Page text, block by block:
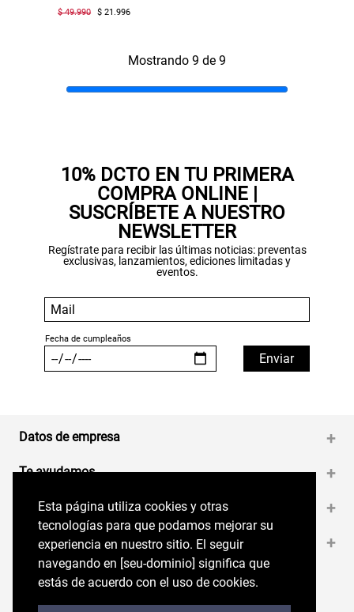
Esta página utiliza cookies y otras
tecnologías para que podamos mejorar su
experiencia en nuestro sitio. El seguir
navegando en perryellis.cl significa que estás
de acuerdo con el uso de cookies.
Esta página utiliza cookies y otras
tecnologías para que podamos mejorar su
experiencia en nuestro sitio. El seguir
navegando en [seu-dominio] significa que
estás de acuerdo con el uso de cookies.
$ 49.990 $ 21.996
Mostrando 9 de 9
10% DCTO EN TU PRIMERA
COMPRA ONLINE |
SUSCRÍBETE A NUESTRO
NEWSLETTER
Regístrate para recibir las últimas noticias: preventas
exclusivas, lanzamientos, ediciones limitadas y
eventos.
Datos de empresa +
Te ayudamos +
Medios de pago +
Contáctanos +
Síguenos en nuestras RRSS
Trabaja con Nosotros